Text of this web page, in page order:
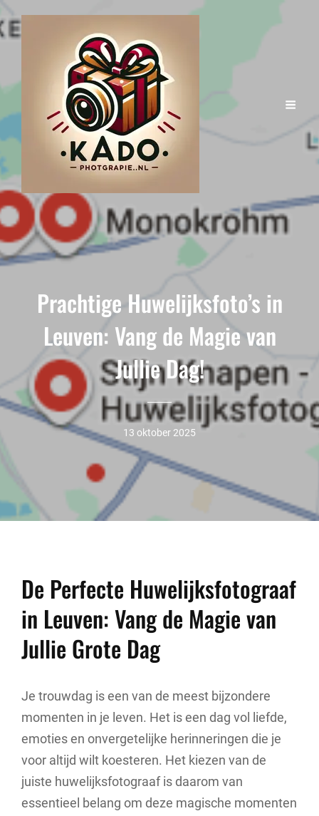
Prachtige Huwelijksfoto’s in
Leuven: Vang de Magie van
Jullie Dag!
13 oktober 2025
De Perfecte Huwelijksfotograaf
in Leuven: Vang de Magie van
Jullie Grote Dag
Je trouwdag is een van de meest bijzondere
momenten in je leven. Het is een dag vol liefde,
emoties en onvergetelijke herinneringen die je
voor altijd wilt koesteren. Het kiezen van de
juiste huwelijksfotograaf is daarom van
essentieel belang om deze magische momenten